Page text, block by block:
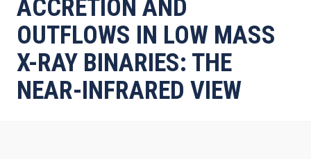
de
ayuda
a
la
ACCRETION AND
OUTFLOWS IN LOW MASS
X-RAY BINARIES: THE
NEAR-INFRARED VIEW